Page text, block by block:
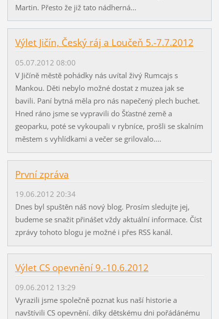
Martin. Přesto že již tato nádherná...
Výlet Jičín, Český ráj a Loučeň 5.-7.7.2012
05.07.2012 08:00
V Jičíně městě pohádky nás uvítal živý Rumcajs s
Mankou. Děti nebylo možné dostat z muzea jak se
bavili. Paní bytná měla pro nás napečený plech buchet.
Hned ráno jsme se vypravili do Šťastné země a
geoparku, poté se vykoupali v rybníce, prošli se skalním
městem s vyhlídkami a večer se grilovalo....
První zpráva
19.06.2012 20:34
Dnes byl spuštěn náš nový blog. Prosím sledujte jej,
budeme se snažit přinášet vždy aktuální informace. Číst
zprávy tohoto blogu je možné i přes RSS kanál.
Výlet CS opevnění 9.-10.6.2012
09.06.2012 13:29
Vyrazili jsme společně poznat kus naší historie a
navštívili CS opevnění. díky dětskému dni pořádánému